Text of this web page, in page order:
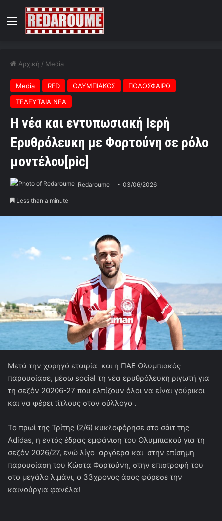
Menu
Αρχική / Media
Media RED ΟΛΥΜΠΙΑΚΟΣ
ΠΟΔΟΣΦΑΙΡΟ
ΤΕΛΕΥΤΑΙΑ ΝΕΑ
H νέα και εντυπωσιακή Ιερή
Ερυθρόλευκη με Φορτούνη σε ρόλο
μοντέλου[pic]
Redaroume 03/06/2026
Less than a minute
Mετά την χορηγό εταιρία και η ΠΑΕ Ολυμπιακός
παρουσίασε, μέσω social τη νέα ερυθρόλευκη ριγωτή για
τη σεζόν 20206-27 που ελπίζουν όλοι να είναι γούρικοι
και να φέρει τίτλους στον σύλλογο .
Το πρωί της Τρίτης (2/6) κυκλοφόρησε στο σάιτ της
Adidas, η εντός έδρας εμφάνιση του Ολυμπιακού για τη
σεζόν 2026/27, ενώ λίγο αργόερα και στην επίσημη
παρουσίαση του Κώστα Φορτούνη, στην επιστροφή του
στο μεγάλο λιμάνι, ο 33χρονος άσος φόρεσε την
καινούργια φανέλα!